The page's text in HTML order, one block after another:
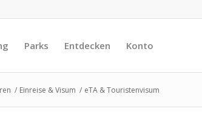
Parks Entdecken Konto
/ Einreise & Visum / eTA & Touristenvisum